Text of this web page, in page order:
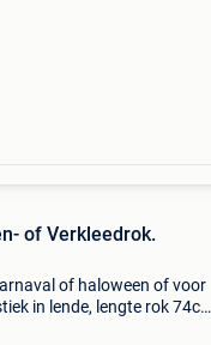
of haloween of voor
in lende, lengte rok 74cm,